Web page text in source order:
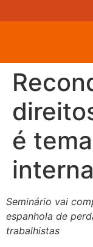
é
Seminário vai
espanhola de
trabalhistas